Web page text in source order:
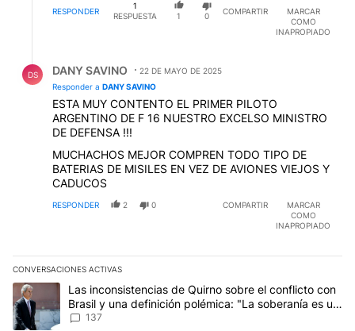
RESPONDER
1
RESPUESTA
1 0
COMPARTIR
MARCAR
COMO
INAPROPIADO
DS DANY SAVINO
22 DE MAYO DE 2025
Responder a DANY SAVINO
ESTA MUY CONTENTO EL PRIMER PILOTO
ARGENTINO DE F 16 NUESTRO EXCELSO MINISTRO
DE DEFENSA !!!
MUCHACHOS MEJOR COMPREN TODO TIPO DE
BATERIAS DE MISILES EN VEZ DE AVIONES VIEJOS Y
CADUCOS
RESPONDER 2 0 COMPARTIR
MARCAR
COMO
INAPROPIADO
CONVERSACIONES ACTIVAS
Este listado muestra los artículos con más comentarios en los
Un artículo de tendencia con el título "Las inconsistencias de
Las inconsistencias de Quirno sobre el conflicto con
Brasil y una definición polémica: "La soberanía es un
concepto antiguo"
137